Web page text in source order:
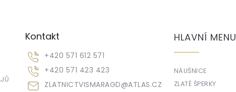
Kontakt
ZLATNICTVISMARAGD@ATLAS.CZ
+420 571 612 571
+420 571 423 423
HLAVNÍ MENU
NÁUŠNICE
ZLATÉ ŠPERKY